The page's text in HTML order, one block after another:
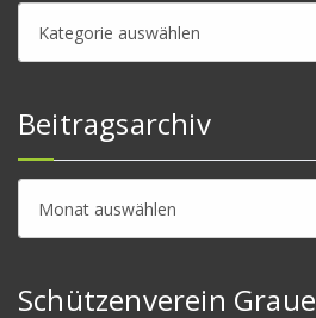
Kategorie
Beitragsarchiv
Beitragsarchiv
Schützenverein Graue